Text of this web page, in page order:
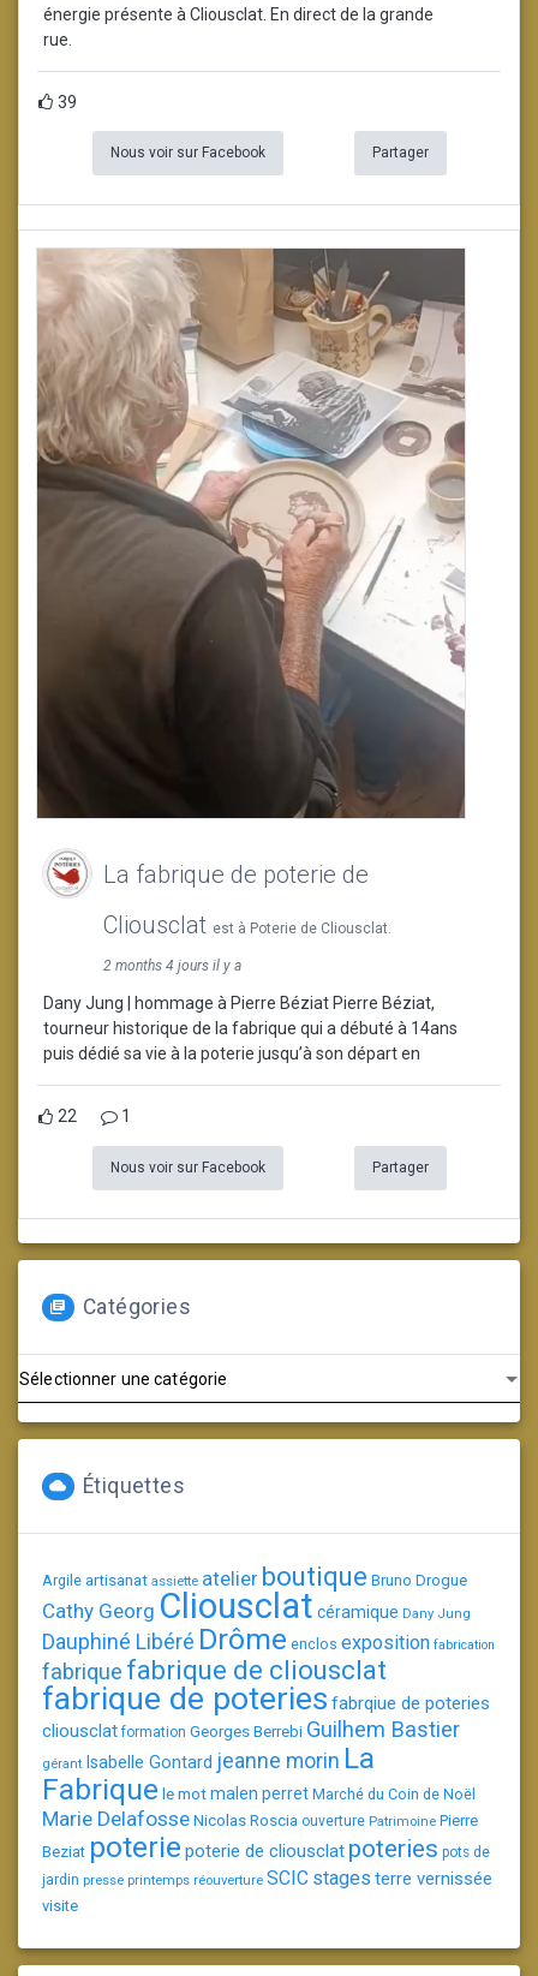
énergie présente à Cliousclat. En direct de la grande
rue.
39
Nous voir sur Facebook Partager
La fabrique de poterie de
Cliousclat est à Poterie de Cliousclat.
2 months 4 jours il y a
Dany Jung | hommage à Pierre Béziat Pierre Béziat,
tourneur historique de la fabrique qui a débuté à 14ans
puis dédié sa vie à la poterie jusqu’à son départ en
22 1
Nous voir sur Facebook Partager
Catégories
Étiquettes
Argile artisanat assiette atelier boutique Bruno Drogue
Cathy Georg Cliousclat céramique Dany Jung
Dauphiné Libéré Drôme enclos exposition fabrication
fabrique fabrique de cliousclat
fabrique de poteries fabrqiue de poteries
cliousclat formation Georges Berrebi Guilhem Bastier
gérant Isabelle Gontard jeanne morin La
Fabrique le motmalen perret Marché du Coin de Noël
Marie DelafosseNicolas Roscia ouverture Patrimoine Pierre
Beziat poterie poterie de cliousclat poteries pots de
jardin presse printemps réouverture SCIC stages terre vernissée
visite